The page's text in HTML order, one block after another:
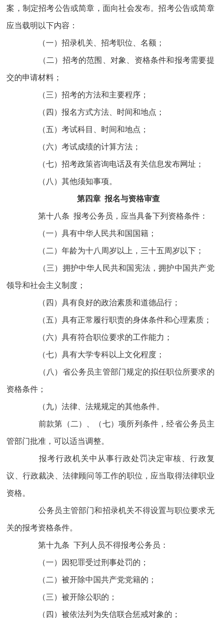
案，制定招考公告或简章，面向社会发布。招考公告或简章
应当载明以下内容：
（一）招录机关、招考职位、名额；
（二）招考的范围、对象、资格条件和报考需要提
交的申请材料；
（三）招考的方法和主要程序；
（四）报名方式方法、时间和地点；
（五）考试科目、时间和地点；
（六）考试成绩的计算方法；
（七）招考政策咨询电话及有关信息发布网址；
（八）其他须知事项。
第四章 报名与资格审查
第十八条 报考公务员，应当具备下列资格条件：
（一）具有中华人民共和国国籍；
（二）年龄为十八周岁以上，三十五周岁以下；
（三）拥护中华人民共和国宪法，拥护中国共产党
领导和社会主义制度；
（四）具有良好的政治素质和道德品行；
（五）具有正常履行职责的身体条件和心理素质；
（六）具有符合职位要求的工作能力；
（七）具有大学专科以上文化程度；
（八）省公务员主管部门规定的拟任职位所要求的
资格条件；
（九）法律、法规规定的其他条件。
前款第（二）、（七）项所列条件，经省公务员主
管部门批准，可以适当调整。
报考行政机关中从事行政处罚决定审核、行政复
议、行政裁决、法律顾问等工作的职位，应当取得法律职业
资格。
公务员主管部门和招录机关不得设置与职位要求无
关的报考资格条件。
第十九条 下列人员不得报考公务员：
（一）因犯罪受过刑事处罚的；
（二）被开除中国共产党党籍的；
（三）被开除公职的；
（四）被依法列为失信联合惩戒对象的；